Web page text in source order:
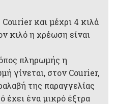
και μέχρι 4 κιλά
κιλό η χρέωση είναι
πληρωμής η
γίνεται, στον Courier,
της παραγγελίας
έχει ένα μικρό έξτρα